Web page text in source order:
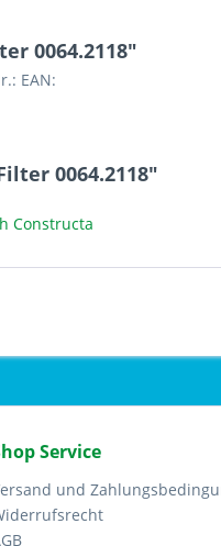
0064.2118"
EAN:
0064.2118"
Constructa
Service
und